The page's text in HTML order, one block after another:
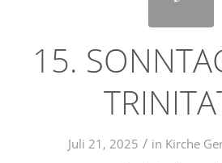
15.
Juli 21, 2025 / in Kirche